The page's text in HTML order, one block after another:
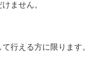
ません。
行える方に限ります。